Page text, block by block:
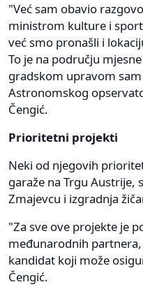
"Već sam obavio
ministrom kulture i
već smo pronašli i
To je na području
gradskom upravom
Astronomskog
Čengić.
Prioritetni projekti
Neki od njegovih
garaže na Trgu Austrije,
Zmajevcu i izgradnja
"Za sve ove projekte je
međunarodnih
kandidat koji može
Čengić.